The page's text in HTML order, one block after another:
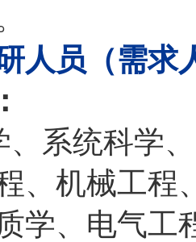
人员（需求
、系统科学
、机械工程
学、电气工